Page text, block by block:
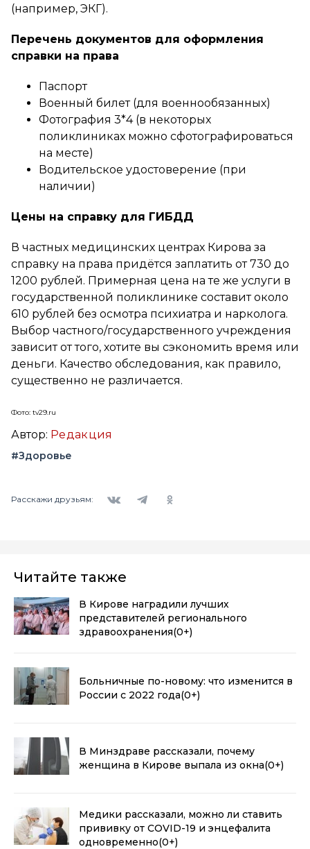
(например, ЭКГ).
Перечень документов для оформления
справки на права
Паспорт
Военный билет (для военнообязанных)
Фотография 3*4 (в некоторых
поликлиниках можно сфотографироваться
на месте)
Водительское удостоверение (при
наличии)
Цены на справку для ГИБДД
В частных медицинских центрах Кирова за
справку на права придётся заплатить от 730 до
1200 рублей. Примерная цена на те же услуги в
государственной поликлинике составит около
610 рублей без осмотра психиатра и нарколога.
Выбор частного/государственного учреждения
зависит от того, хотите вы сэкономить время или
деньги. Качество обследования, как правило,
существенно не различается.
Фото: tv29.ru
Автор: Редакция
#Здоровье
Расскажи друзьям:
Читайте также
В Кирове наградили лучших
представителей регионального
здравоохранения(0+)
Больничные по-новому: что изменится в
России с 2022 года(0+)
В Минздраве рассказали, почему
женщина в Кирове выпала из окна(0+)
Медики рассказали, можно ли ставить
прививку от COVID-19 и энцефалита
одновременно(0+)